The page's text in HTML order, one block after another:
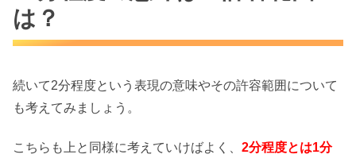
は？
続いて2分程度という表現の意味やその許容範囲について
も考えてみましょう。
こちらも上と同様に考えていけばよく、 2分程度とは1分